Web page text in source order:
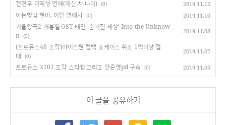
전현무 이혜성 연애(재산,차,나이) (0) 2019.11.12
아는형님 현아, 이던 연애사 (0) 2019.11.10
겨울왕국2 개봉일 OST 태연 '숨겨진 세상' Into the Unknow
n
(0)
2019.11.08
(프로듀스48 조작)아이즈원 컴백 쇼케이스 취소 1억이상 접
대
(0)
2019.11.07
프로듀스 x101 조작 스타쉽 그리고 안준영pd 구속 (0) 2019.11.05
이 글을 공유하기